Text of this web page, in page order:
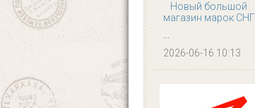
Новый большой
магазин марок СНГ
...
2026-06-16 10:13